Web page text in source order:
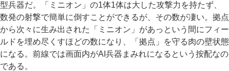
型兵器だ。「ミニオン」の1体1体は大した攻撃力を持たず、
数発の射撃で簡単に倒すことができるが、その数が凄い。拠点
から次々に生み出された「ミニオン」があっという間にフィー
ルドを埋め尽くすほどの数になり、「拠点」を守る肉の壁状態
になる。前線では画面内がAI兵器まみれになるという按配なの
である。